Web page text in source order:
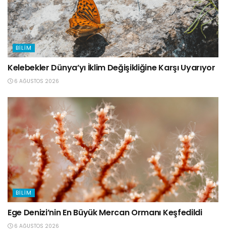
BILIM
Kelebekler Dünya’yı İklim Değişikliğine Karşı Uyarıyor
6 AĞUSTOS 2026
BILIM
Ege Denizi’nin En Büyük Mercan Ormanı Keşfedildi
6 AĞUSTOS 2026